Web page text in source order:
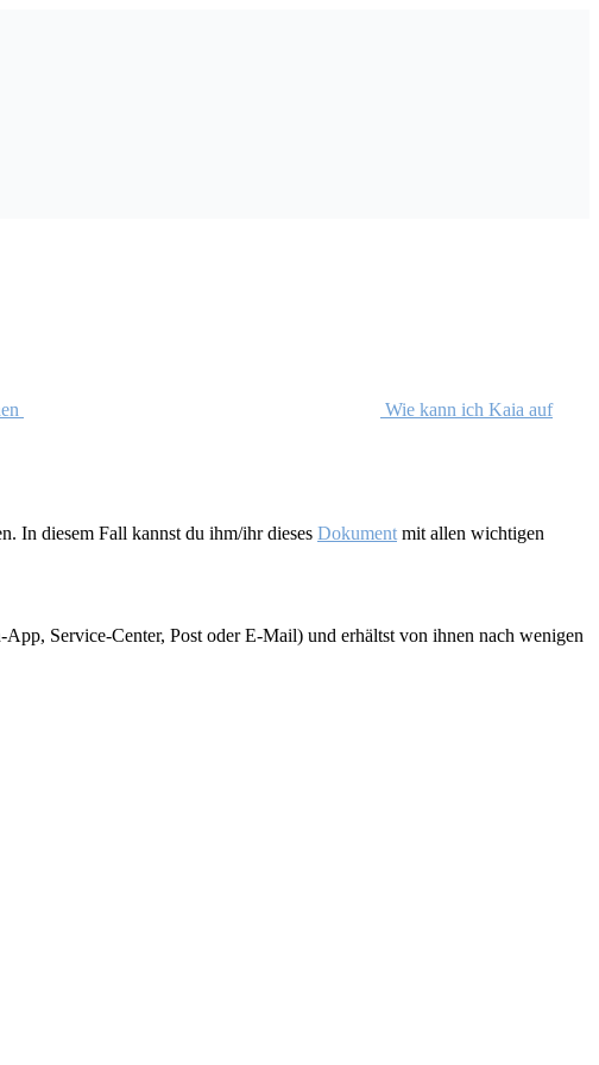
Wie kann ich Kaia auf
In diesem Fall kannst du ihm/ihr dieses Dokument mit allen wichtigen
Service-Center, Post oder E-Mail) und erhältst von ihnen nach wenigen